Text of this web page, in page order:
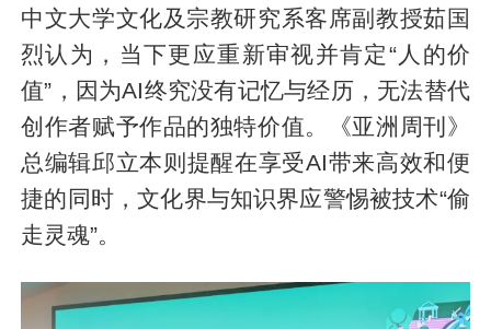
中文大学文化及宗教研究系客席副教授茹国
烈认为，当下更应重新审视并肯定“人的价
值”，因为AI终究没有记忆与经历，无法替代
创作者赋予作品的独特价值。《亚洲周刊》
总编辑邱立本则提醒在享受AI带来高效和便
捷的同时，文化界与知识界应警惕被技术“偷
走灵魂”。